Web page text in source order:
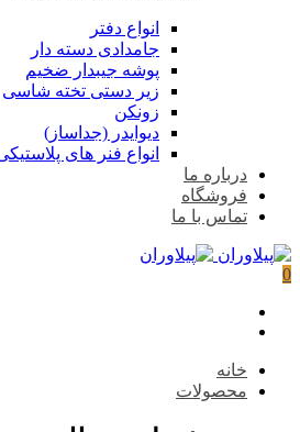
انواع دفتر
جامدادی دسته دار
پوشه جیبدار ضخیم
زیر دستی تخته شاسی
زونکن
دیوایدر (جداساز)
انواع فنر های
درباره ما
فروشگاه
تماس با ما
0
خانه
محصولات